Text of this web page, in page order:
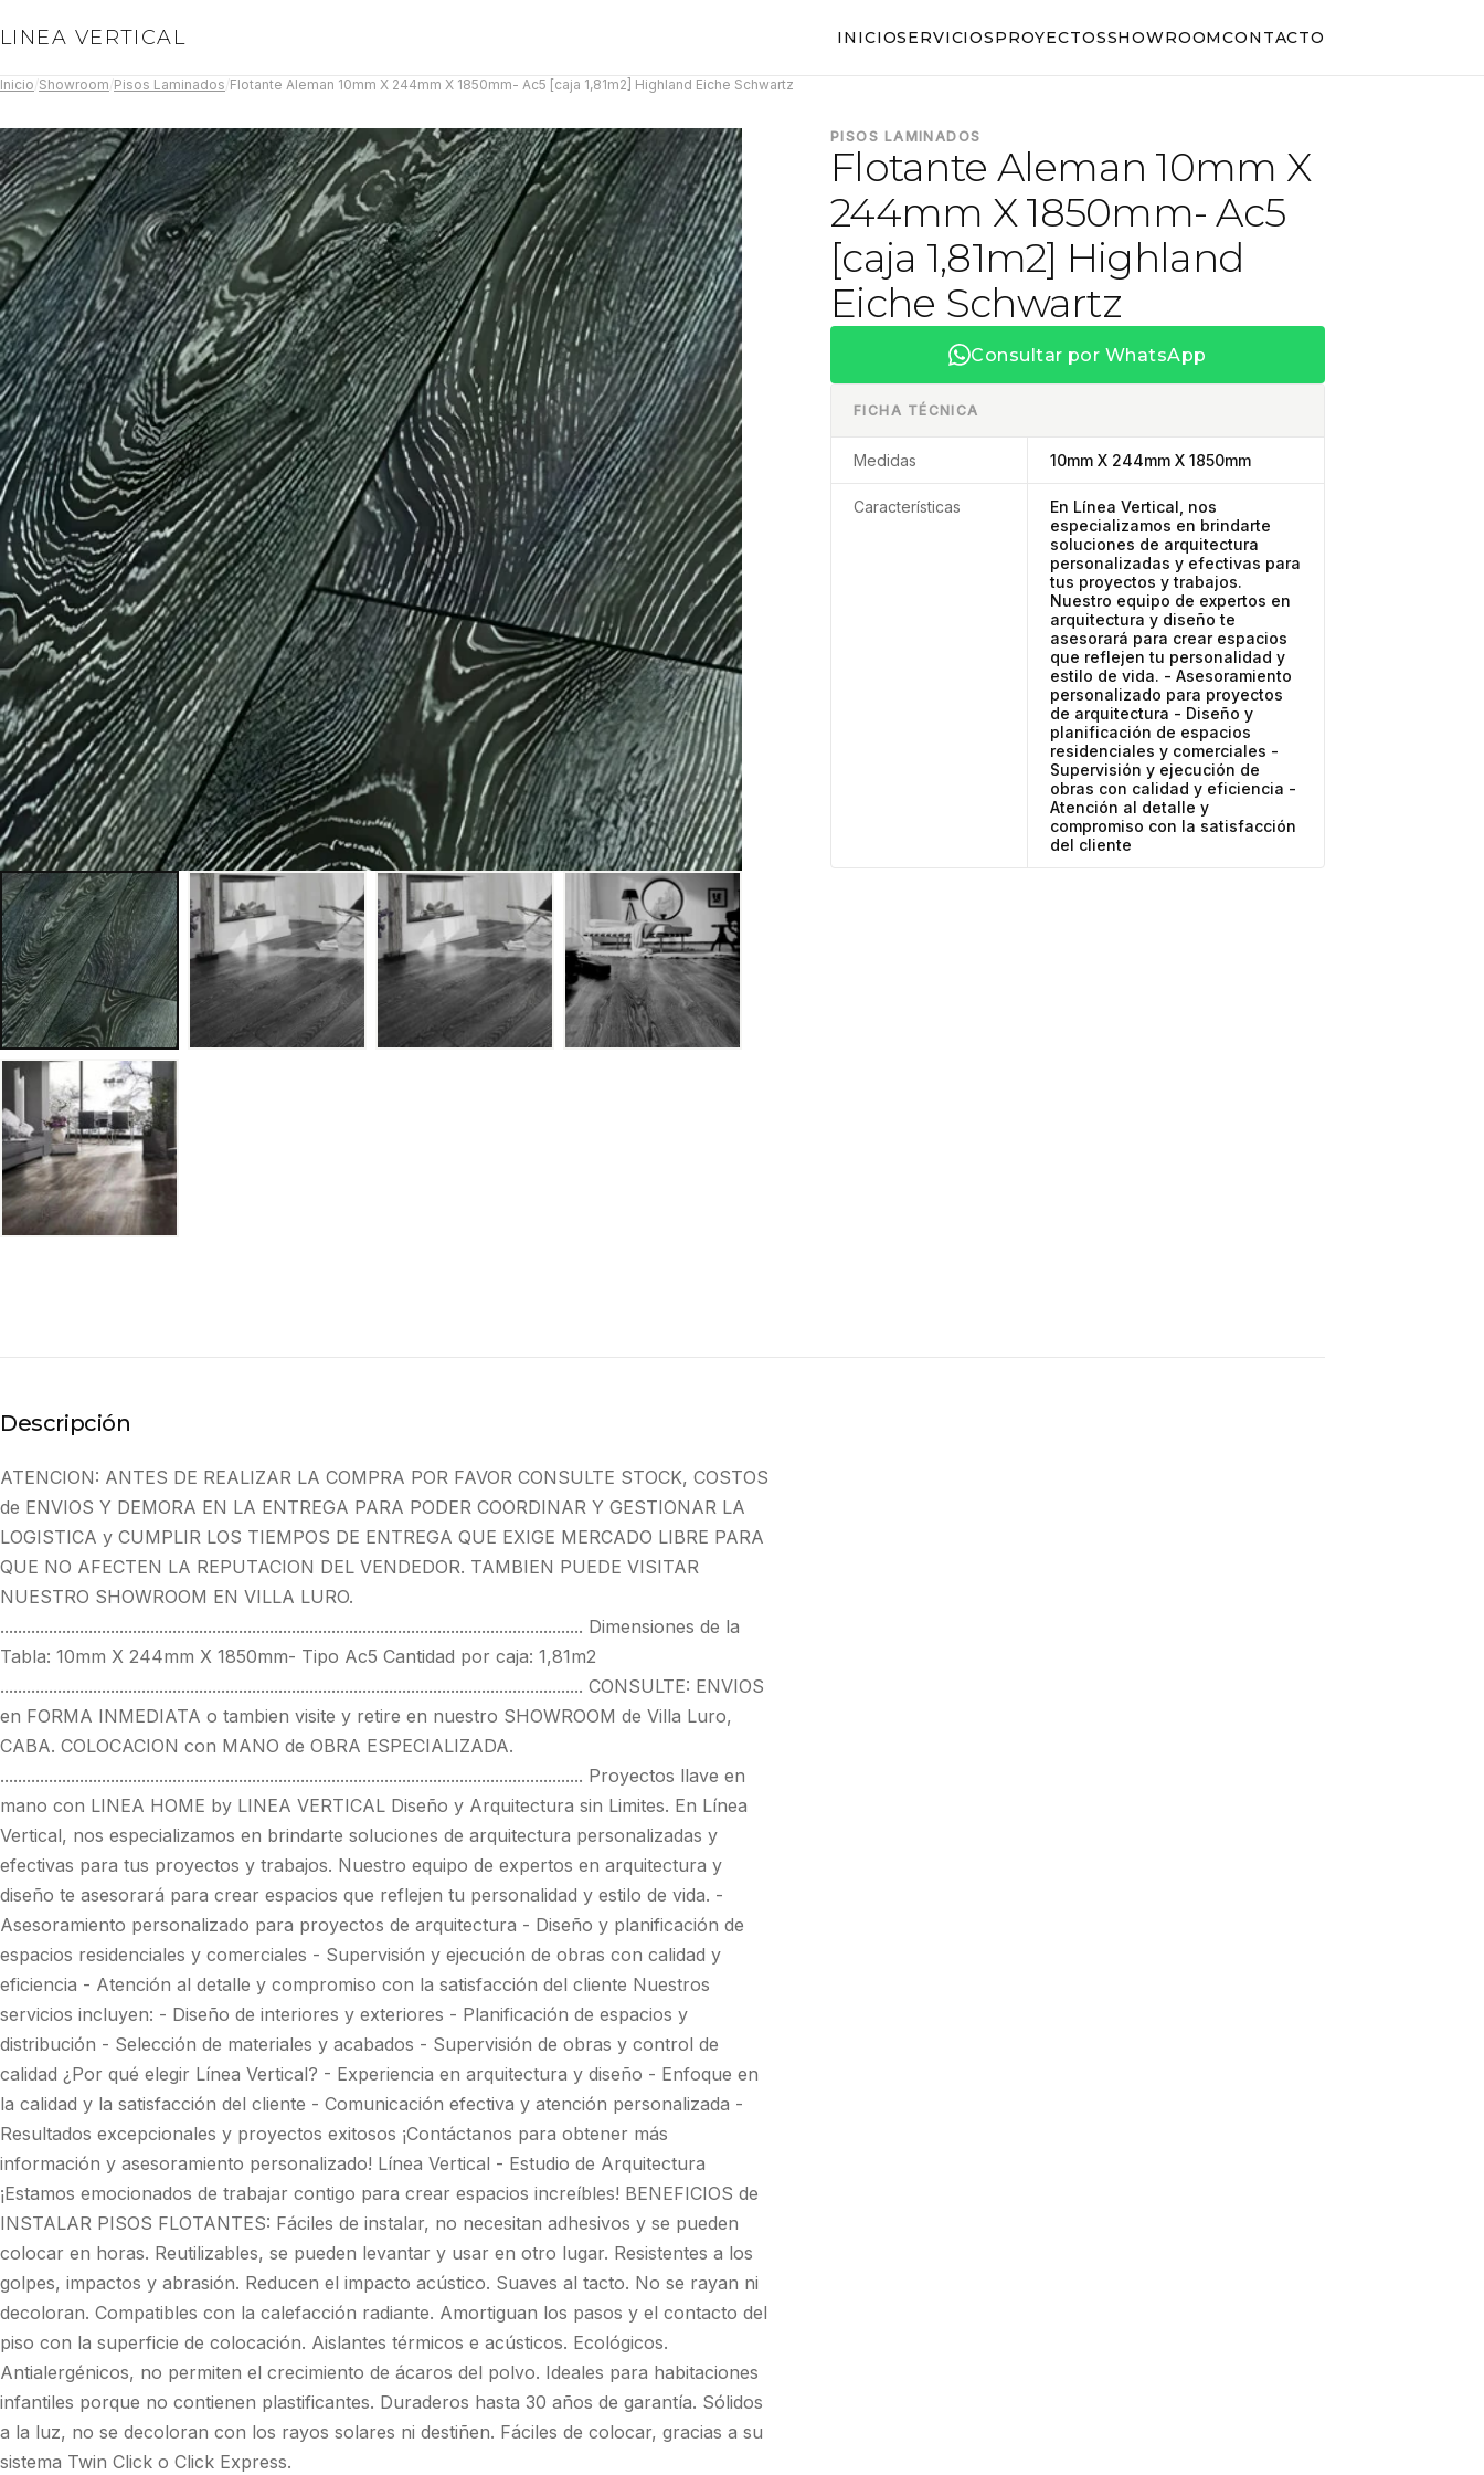
LINEA VERTICAL INICIOSERVICIOSPROYECTOSSHOWROOMCONTACTO
Inicio Showroom Pisos Laminados Flotante Aleman 10mm X 244mm X 1850mm- Ac5 [caja 1,81m2] Highland Eiche Schwartz
PISOS LAMINADOS
Flotante Aleman 10mm X
244mm X 1850mm- Ac5
[caja 1,81m2] Highland
Eiche Schwartz
Consultar por WhatsApp
FICHA TÉCNICA
Medidas 10mm X 244mm X 1850mm
Características
En Línea Vertical, nos
especializamos en brindarte
soluciones de arquitectura
personalizadas y efectivas para
tus proyectos y trabajos.
Nuestro equipo de expertos en
arquitectura y diseño te
asesorará para crear espacios
que reflejen tu personalidad y
estilo de vida. - Asesoramiento
personalizado para proyectos
de arquitectura - Diseño y
planificación de espacios
residenciales y comerciales -
Supervisión y ejecución de
obras con calidad y eficiencia -
Atención al detalle y
compromiso con la satisfacción
del cliente
Descripción
ATENCION: ANTES DE REALIZAR LA COMPRA POR FAVOR CONSULTE STOCK, COSTOS
de ENVIOS Y DEMORA EN LA ENTREGA PARA PODER COORDINAR Y GESTIONAR LA
LOGISTICA y CUMPLIR LOS TIEMPOS DE ENTREGA QUE EXIGE MERCADO LIBRE PARA
QUE NO AFECTEN LA REPUTACION DEL VENDEDOR. TAMBIEN PUEDE VISITAR
NUESTRO SHOWROOM EN VILLA LURO.
.................................................................................................................................... Dimensiones de la
Tabla: 10mm X 244mm X 1850mm- Tipo Ac5 Cantidad por caja: 1,81m2
.................................................................................................................................... CONSULTE: ENVIOS
en FORMA INMEDIATA o tambien visite y retire en nuestro SHOWROOM de Villa Luro,
CABA. COLOCACION con MANO de OBRA ESPECIALIZADA.
.................................................................................................................................... Proyectos llave en
mano con LINEA HOME by LINEA VERTICAL Diseño y Arquitectura sin Limites. En Línea
Vertical, nos especializamos en brindarte soluciones de arquitectura personalizadas y
efectivas para tus proyectos y trabajos. Nuestro equipo de expertos en arquitectura y
diseño te asesorará para crear espacios que reflejen tu personalidad y estilo de vida. -
Asesoramiento personalizado para proyectos de arquitectura - Diseño y planificación de
espacios residenciales y comerciales - Supervisión y ejecución de obras con calidad y
eficiencia - Atención al detalle y compromiso con la satisfacción del cliente Nuestros
servicios incluyen: - Diseño de interiores y exteriores - Planificación de espacios y
distribución - Selección de materiales y acabados - Supervisión de obras y control de
calidad ¿Por qué elegir Línea Vertical? - Experiencia en arquitectura y diseño - Enfoque en
la calidad y la satisfacción del cliente - Comunicación efectiva y atención personalizada -
Resultados excepcionales y proyectos exitosos ¡Contáctanos para obtener más
información y asesoramiento personalizado! Línea Vertical - Estudio de Arquitectura
¡Estamos emocionados de trabajar contigo para crear espacios increíbles! BENEFICIOS de
INSTALAR PISOS FLOTANTES: Fáciles de instalar, no necesitan adhesivos y se pueden
colocar en horas. Reutilizables, se pueden levantar y usar en otro lugar. Resistentes a los
golpes, impactos y abrasión. Reducen el impacto acústico. Suaves al tacto. No se rayan ni
decoloran. Compatibles con la calefacción radiante. Amortiguan los pasos y el contacto del
piso con la superficie de colocación. Aislantes térmicos e acústicos. Ecológicos.
Antialergénicos, no permiten el crecimiento de ácaros del polvo. Ideales para habitaciones
infantiles porque no contienen plastificantes. Duraderos hasta 30 años de garantía. Sólidos
a la luz, no se decoloran con los rayos solares ni destiñen. Fáciles de colocar, gracias a su
sistema Twin Click o Click Express.